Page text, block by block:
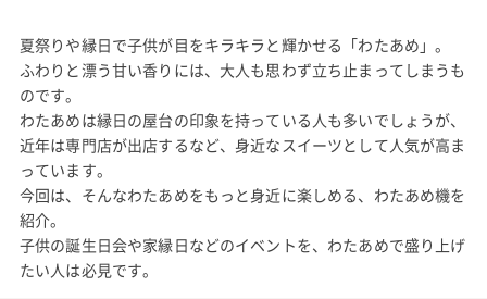
夏祭りや縁日で子供が目をキラキラと輝かせる「わたあめ」。
ふわりと漂う甘い香りには、大人も思わず立ち止まってしまうも
のです。
わたあめは縁日の屋台の印象を持っている人も多いでしょうが、
近年は専門店が出店するなど、身近なスイーツとして人気が高ま
っています。
今回は、そんなわたあめをもっと身近に楽しめる、わたあめ機を
紹介。
子供の誕生日会や家縁日などのイベントを、わたあめで盛り上げ
たい人は必見です。